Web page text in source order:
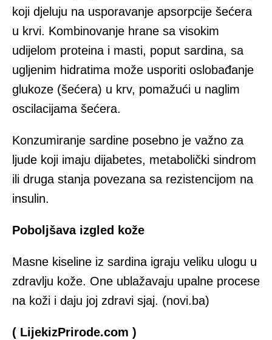
koji djeluju na usporavanje apsorpcije šećera
u krvi. Kombinovanje hrane sa visokim
udijelom proteina i masti, poput sardina, sa
ugljenim hidratima može usporiti oslobađanje
glukoze (šećera) u krv, pomažući u naglim
oscilacijama šećera.
Konzumiranje sardine posebno je važno za
ljude koji imaju dijabetes, metabolički sindrom
ili druga stanja povezana sa rezistencijom na
insulin.
Poboljšava izgled kože
Masne kiseline iz sardina igraju veliku ulogu u
zdravlju kože. One ublažavaju upalne procese
na koži i daju joj zdravi sjaj. (novi.ba)
( LijekizPrirode.com )